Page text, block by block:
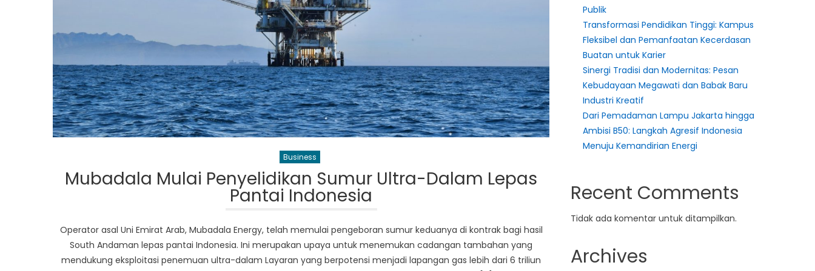
Business
Mubadala Mulai Penyelidikan Sumur Ultra-Dalam Lepas
Pantai Indonesia
Operator asal Uni Emirat Arab, Mubadala Energy, telah memulai pengeboran sumur keduanya di kontrak bagi hasil
South Andaman lepas pantai Indonesia. Ini merupakan upaya untuk menemukan cadangan tambahan yang
mendukung eksploitasi penemuan ultra-dalam Layaran yang berpotensi menjadi lapangan gas lebih dari 6 triliun
Publik
Transformasi Pendidikan Tinggi: Kampus
Fleksibel dan Pemanfaatan Kecerdasan
Buatan untuk Karier
Sinergi Tradisi dan Modernitas: Pesan
Kebudayaan Megawati dan Babak Baru
Industri Kreatif
Dari Pemadaman Lampu Jakarta hingga
Ambisi B50: Langkah Agresif Indonesia
Menuju Kemandirian Energi
Recent Comments
Tidak ada komentar untuk ditampilkan.
Archives